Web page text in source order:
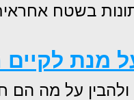
בשטח
מנת
ולהבין על מה